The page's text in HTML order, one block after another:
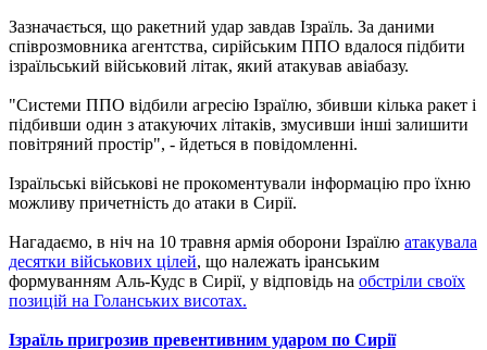
Зазначається, що ракетний удар завдав Ізраїль. За даними
співрозмовника агентства, сирійським ППО вдалося підбити
ізраїльський військовий літак, який атакував авіабазу.
"Системи ППО відбили агресію Ізраїлю, збивши кілька ракет і
підбивши один з атакуючих літаків, змусивши інші залишити
повітряний простір", - йдеться в повідомленні.
Ізраїльські військові не прокоментували інформацію про їхню
можливу причетність до атаки в Сирії.
Нагадаємо, в ніч на 10 травня армія оборони Ізраїлю атакувала
десятки військових цілей, що належать іранським
формуванням Аль-Кудс в Сирії, у відповідь на обстріли своїх
позицій на Голанських висотах.
Ізраїль пригрозив превентивним ударом по Сирії